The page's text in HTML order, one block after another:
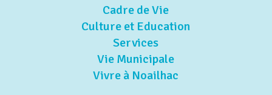
Cadre de Vie
Culture et Education
Services
Vie Municipale
Vivre à Noailhac